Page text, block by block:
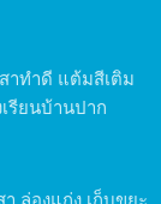
าทำดี แต้มสีเติม
รียนบ้านปาก
ล่องแก่ง เก็บขยะ